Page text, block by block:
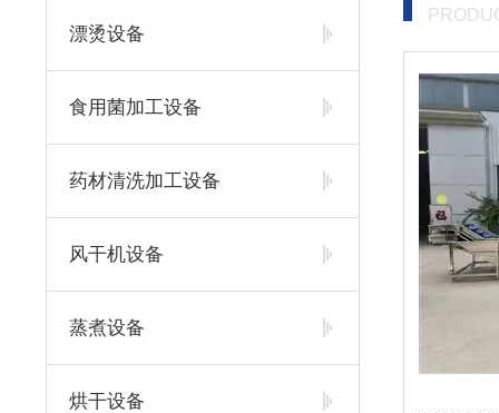
漂烫设备
食用菌加工设备
药材清洗加工设备
风干机设备
蒸煮设备
烘干设备